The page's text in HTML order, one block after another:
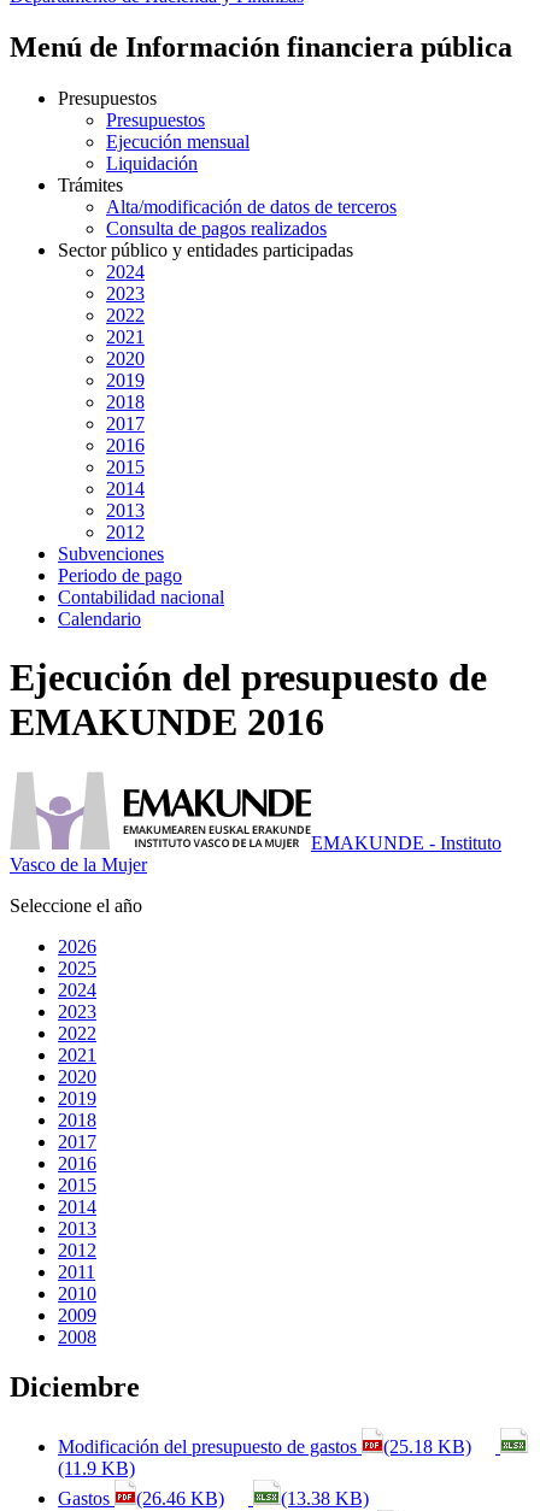
Menú de Información financiera pública
Presupuestos
Presupuestos
Ejecución mensual
Liquidación
Trámites
Alta/modificación de datos de terceros
Consulta de pagos realizados
Sector público y entidades participadas
2024
2023
2022
2021
2020
2019
2018
2017
2016
2015
2014
2013
2012
Subvenciones
Periodo de pago
Contabilidad nacional
Calendario
Ejecución del presupuesto de
EMAKUNDE 2016
EMAKUNDE - Instituto
Vasco de la Mujer
Seleccione el año
2026
2025
2024
2023
2022
2021
2020
2019
2018
2017
2016
2015
2014
2013
2012
2011
2010
2009
2008
Diciembre
Modificación del presupuesto de gastos
(25.18 KB)
(11.9 KB)
Gastos
(26.46 KB)
(13.38 KB)